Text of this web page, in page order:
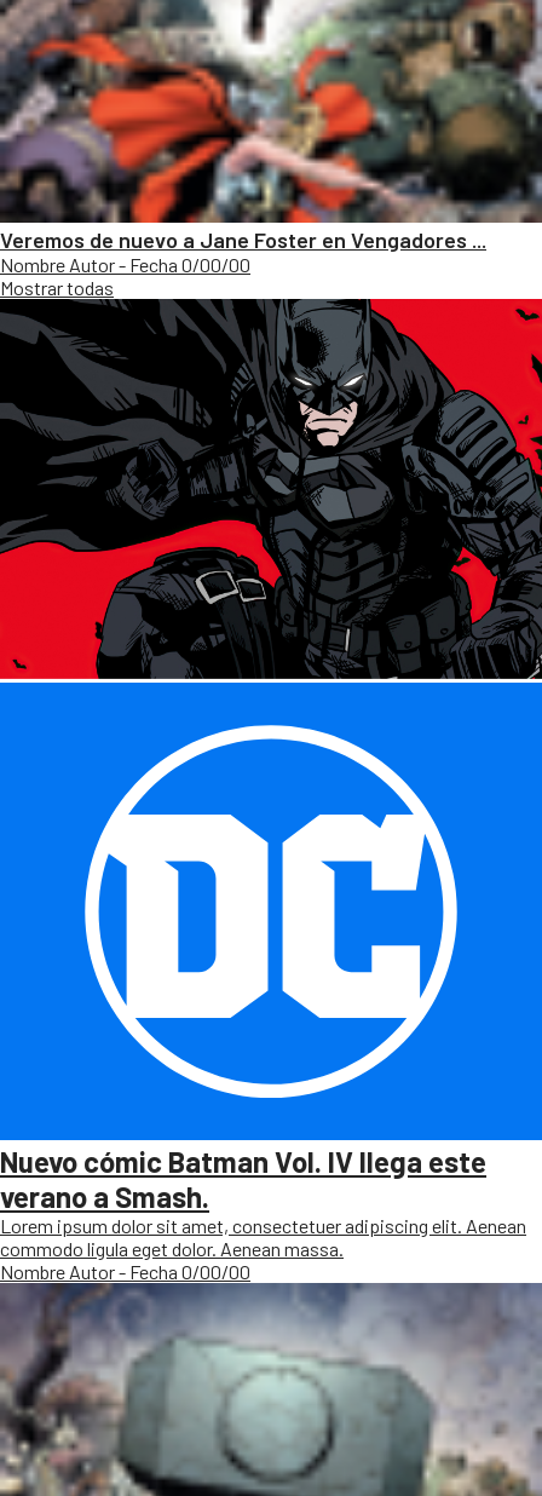
Veremos de nuevo a Jane Foster en Vengadores ...
Nombre Autor - Fecha 0/00/00
Mostrar todas
Nuevo cómic Batman Vol. IV llega este
verano a Smash.
Lorem ipsum dolor sit amet, consectetuer adipiscing elit. Aenean
commodo ligula eget dolor. Aenean massa.
Nombre Autor - Fecha 0/00/00